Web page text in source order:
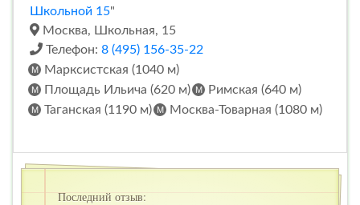
Школьной 15"
Москва, Школьная, 15
Телефон: 8 (495) 156-35-22
Марксистская (1040 м)
Площадь Ильича (620 м)
Римская (640 м)
Таганская (1190 м)
Москва-Товарная (1080 м)
Последний отзыв: